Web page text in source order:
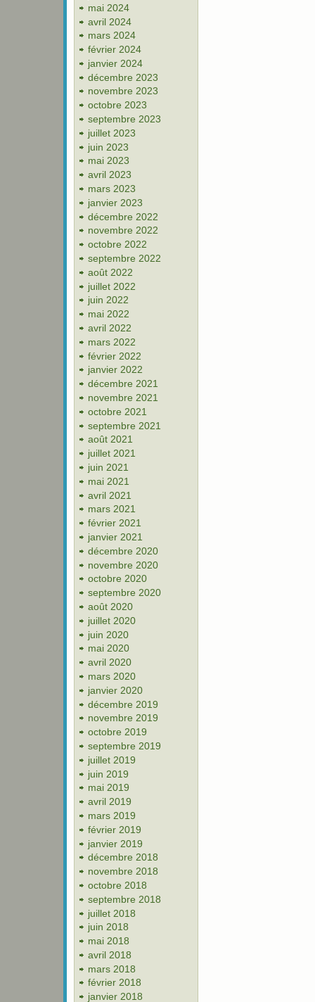
mai 2024
avril 2024
mars 2024
février 2024
janvier 2024
décembre 2023
novembre 2023
octobre 2023
septembre 2023
juillet 2023
juin 2023
mai 2023
avril 2023
mars 2023
janvier 2023
décembre 2022
novembre 2022
octobre 2022
septembre 2022
août 2022
juillet 2022
juin 2022
mai 2022
avril 2022
mars 2022
février 2022
janvier 2022
décembre 2021
novembre 2021
octobre 2021
septembre 2021
août 2021
juillet 2021
juin 2021
mai 2021
avril 2021
mars 2021
février 2021
janvier 2021
décembre 2020
novembre 2020
octobre 2020
septembre 2020
août 2020
juillet 2020
juin 2020
mai 2020
avril 2020
mars 2020
janvier 2020
décembre 2019
novembre 2019
octobre 2019
septembre 2019
juillet 2019
juin 2019
mai 2019
avril 2019
mars 2019
février 2019
janvier 2019
décembre 2018
novembre 2018
octobre 2018
septembre 2018
juillet 2018
juin 2018
mai 2018
avril 2018
mars 2018
février 2018
janvier 2018